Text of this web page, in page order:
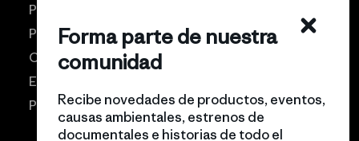
Patagonia USA
Preguntas frecuentes
Comunidad Pro
Eventos
Politicas de privacidad
Forma parte de nuestra
comunidad
Recibe novedades de productos, eventos,
causas ambientales, estrenos de
documentales e historias de todo el